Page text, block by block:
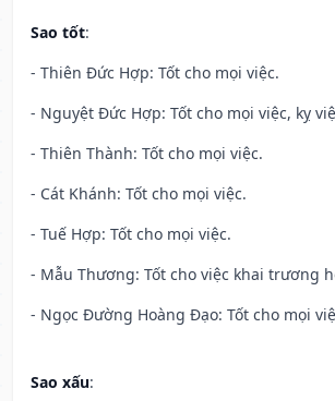
Sao tốt:
- Thiên Đức Hợp: Tốt cho mọi việc.
- Nguyệt Đức Hợp: Tốt cho mọi việc, kỵ
- Thiên Thành: Tốt cho mọi việc.
- Cát Khánh: Tốt cho mọi việc.
- Tuế Hợp: Tốt cho mọi việc.
- Mẫu Thương: Tốt cho việc khai trương
- Ngọc Đường Hoàng Đạo: Tốt cho mọi
Sao xấu: